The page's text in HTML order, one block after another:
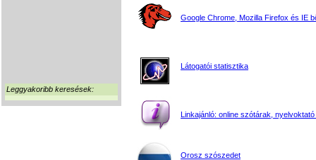
Leggyakoribb keresések:
Google Chrome, Mozilla Firefox és IE
Látogatói statisztika
Linkajánló: online szótárak, nyelvoktató
Orosz szószedet